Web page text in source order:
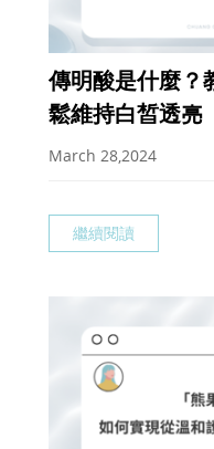
傳明酸是什麼？
鬆維持白皙透亮
March 28,2024
繼續閱讀